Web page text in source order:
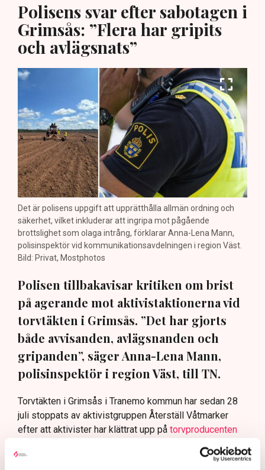
Polisens svar efter sabotagen i
Grimsås: ”Flera har gripits
och avlägsnats”
Det är polisens uppgift att upprätthålla allmän ordning och
säkerhet, vilket inkluderar att ingripa mot pågående
brottslighet som olaga intrång, förklarar Anna-Lena Mann,
polisinspektör vid kommunikationsavdelningen i region Väst.
Bild: Privat, Mostphotos
Polisen tillbakavisar kritiken om brist
på agerande mot aktivistaktionerna vid
torvtäkten i Grimsås. ”Det har gjorts
både avvisanden, avlägsnanden och
gripanden”, säger Anna-Lena Mann,
polisinspektör i region Väst, till TN.
Torvtäkten i Grimsås i Tranemo kommun har sedan 28
juli stoppats av aktivistgruppen Återställ Våtmarker
efter att aktivister har klättrat upp på torvproducenten
ogräsfrön över täkten.